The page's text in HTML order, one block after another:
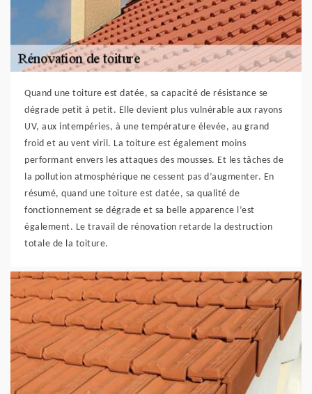
Quand une toiture est datée, sa capacité de résistance se
dégrade petit à petit. Elle devient plus vulnérable aux rayons
UV, aux intempéries, à une température élevée, au grand
froid et au vent viril. La toiture est également moins
performant envers les attaques des mousses. Et les tâches de
la pollution atmosphérique ne cessent pas d’augmenter. En
résumé, quand une toiture est datée, sa qualité de
fonctionnement se dégrade et sa belle apparence l’est
également. Le travail de rénovation retarde la destruction
totale de la toiture.